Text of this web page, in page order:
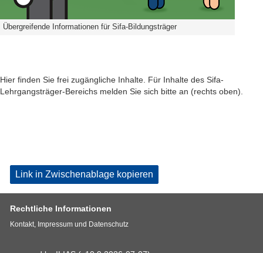
Übergreifende Informationen für Sifa-Bildungsträger
Hier finden Sie frei zugängliche Inhalte. Für Inhalte des Sifa-
Lehrgangsträger-Bereichs melden Sie sich bitte an (rechts oben).
Link in Zwischenablage kopieren
Rechtliche Informationen
Kontakt, Impressum und Datenschutz